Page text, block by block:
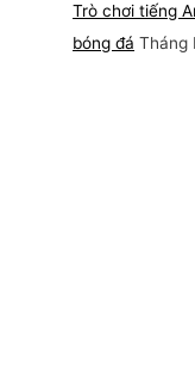
Trò chơi tiếng
bóng đá Tháng